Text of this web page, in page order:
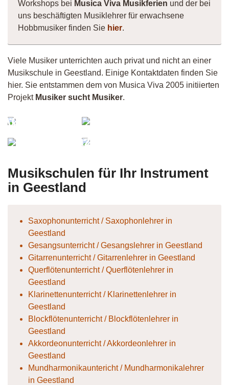
Workshops bei Musica Viva Musikferien und der bei
uns beschäftigten Musiklehrer für erwachsene
Hobbmusiker finden Sie hier.
Viele Musiker unterrichten auch privat und nicht an einer
Musikschule in Geestland. Einige Kontaktdaten finden Sie
hier. Sie entstammen dem von Musica Viva 2005 initiierten
Projekt Musiker sucht Musiker.
AgedRabbit
JazzDrummer
Musikschulen für Ihr Instrument
in Geestland
Saxophonunterricht / Saxophonlehrer in
Geestland
Gesangsunterricht / Gesangslehrer in Geestland
Gitarrenunterricht / Gitarrenlehrer in Geestland
Querflötenunterricht / Querflötenlehrer in
Geestland
Klarinettenunterricht / Klarinettenlehrer in
Geestland
Blockflötenunterricht / Blockflötenlehrer in
Geestland
Akkordeonunterricht / Akkordeonlehrer in
Geestland
Mundharmonikauntericht / Mundharmonikalehrer
in Geestland